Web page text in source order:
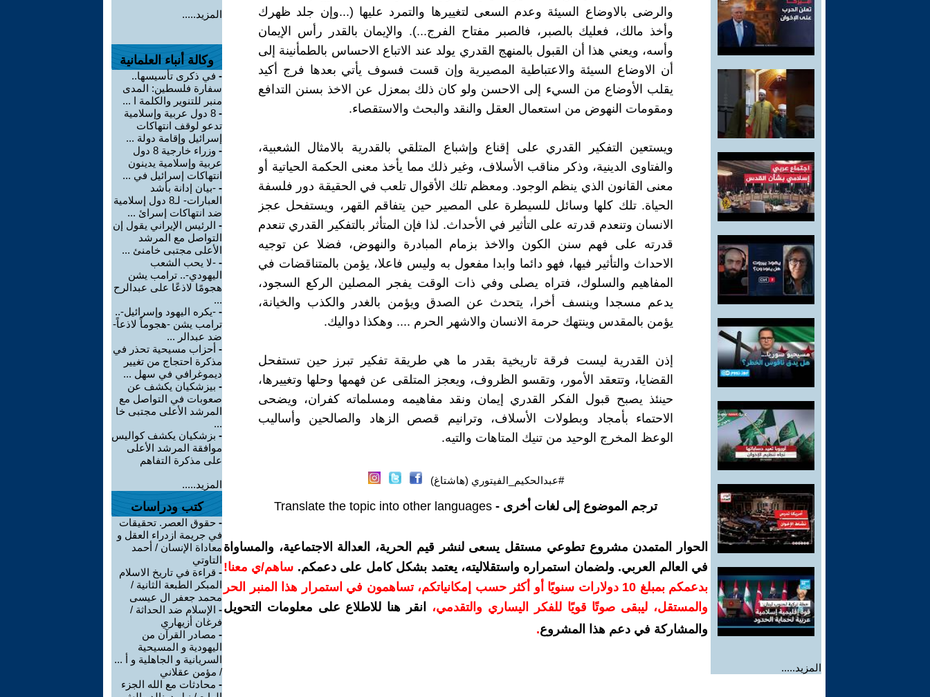
المزيد.....
والرضى بالاوضاع السيئة وعدم السعى لتغييرها والتمرد عليها (...وإن جلد ظهرك
وأخذ مالك، فعليك بالصبر، فالصبر مفتاح الفرج...). والإيمان بالقدر رأس الإيمان
وأسه، ويعني هذا أن القبول بالمنهج القدري يولد عند الاتباع الاحساس بالطمأنينة إلى
أن الاوضاع السيئة والاعتباطية المصيرية وإن قست فسوف يأتي بعدها فرج أكيد
يقلب الأوضاع من السيء إلى الاحسن ولو كان ذلك بمعزل عن الاخذ بسنن التدافع
ومقومات النهوض من استعمال العقل والنقد والبحث والاستقصاء.
ويستعين التفكير القدري على إقناع وإشباع المتلقي بالقدرية بالامثال الشعبية،
والفتاوى الدينية، وذكر مناقب الأسلاف، وغير ذلك مما يأخذ معنى الحكمة الحياتية أو
معنى القانون الذي ينظم الوجود. ومعظم تلك الأقوال تلعب في الحقيقة دور فلسفة
الحياة. تلك كلها وسائل للسيطرة على المصير حين يتفاقم القهر، ويستفحل عجز
الانسان وتنعدم قدرته على التأثير في الأحداث. لذا فإن المتأثر بالتفكير القدري تنعدم
قدرته على فهم سنن الكون والاخذ بزمام المبادرة والنهوض، فضلا عن توجيه
الاحداث والتأثير فيها، فهو دائما وابدا مفعول به وليس فاعلا، يؤمن بالمتناقضات في
المفاهيم والسلوك، فتراه يصلى وفي ذات الوقت يفجر المصلين الركع السجود،
يدعم مسجدا وينسف أخرا، يتحدث عن الصدق ويؤمن بالغدر والكذب والخيانة،
يؤمن بالمقدس وينتهك حرمة الانسان والاشهر الحرم .... وهكذا دواليك.
إذن القدرية ليست فرقة تاريخية بقدر ما هي طريقة تفكير تبرز حين تستفحل
القضايا، وتتعقد الأمور، وتقسو الظروف، ويعجز المتلقى عن فهمها وحلها وتغييرها،
حينئذ يصبح قبول الفكر القدري إيمان ونقد مفاهيمه ومسلماته كفران، ويضحى
الاحتماء بأمجاد وبطولات الأسلاف، وترانيم قصص الزهاد والصالحين وأساليب
الوعظ المخرج الوحيد من تنيك المتاهات والتيه.
#عبدالحكيم_الفيتوري (هاشتاغ)
ترجم الموضوع إلى لغات أخرى - Translate the topic into other languages
الحوار المتمدن مشروع تطوعي مستقل يسعى لنشر قيم الحرية، العدالة الاجتماعية، والمساواة
في العالم العربي. ولضمان استمراره واستقلاليته، يعتمد بشكل كامل على دعمكم. ساهم/ي معنا!
بدعمكم بمبلغ 10 دولارات سنويًا أو أكثر حسب إمكانياتكم، تساهمون في استمرار هذا المنبر الحر
والمستقل، ليبقى صوتًا قويًا للفكر اليساري والتقدمي،
انقر هنا للاطلاع على معلومات التحويل
والمشاركة في دعم هذا المشروع.
المزيد.....
وكالة أنباء العلمانية
- في ذكرى تأسيسها..
سفارة فلسطين: المدى
منبر للتنوير والكلمة ا ...
-
8 دول عربية وإسلامية
تدعو لوقف انتهاكات
إسرائيل وإقامة دولة ...
-
وزراء خارجية 8 دول
عربية وإسلامية يدينون
انتهاكات إسرائيل في ...
- -بيان إدانة بأشد
العبارات- لـ8 دول إسلامية
ضد انتهاكات إسرائ ...
- الرئيس الإيراني يقول إن
التواصل مع المرشد
الأعلى مجتبى خامنئ ...
- -لا يحب الشعب
اليهودي-.. ترامب يشن
هجومًا لاذعًا على عبدالرح
...
- -يكره اليهود وإسرائيل-..
ترامب يشن -هجوماً لاذعاً-
ضد عبدالر ...
- أحزاب مسيحية تحذر في
مذكرة احتجاج من تغيير
ديموغرافي في سهل ...
- بيزشكيان يكشف عن
صعوبات في التواصل مع
المرشد الأعلى مجتبى خا
...
- بزشكيان يكشف كواليس
موافقة المرشد الأعلى
على مذكرة التفاهم
المزيد.....
كتب ودراسات
- حقوق العصر. تحقيقات
في جريمة ازدراء العقل و
معاداة الإنسان / أحمد
التاوتي
- قراءة في تاريخ الاسلام
المبكر الطبعة الثانية /
محمد جعفر ال عيسى
- الإسلام ضد الحداثة /
فرغان أزيهاري
- مصادر القرآن من
اليهودية و المسيحية
السريانية و الجاهلية و أ ...
/ مؤمن عقلاني
- محادثات مع الله الجزء